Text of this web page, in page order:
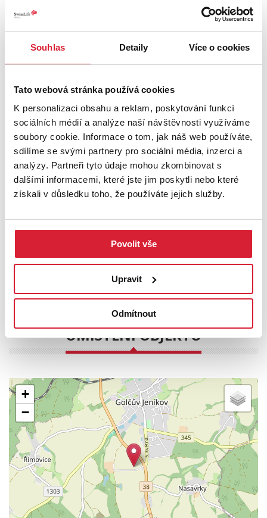
Souhlas Detaily Více o cookies
Tato webová stránka používá cookies
K personalizaci obsahu a reklam, poskytování funkcí
sociálních médií a analýze naší návštěvnosti využíváme
soubory cookie. Informace o tom, jak náš web používáte,
sdílíme se svými partnery pro sociální média, inzerci a
analýzy. Partneři tyto údaje mohou zkombinovat s
dalšími informacemi, které jste jim poskytli nebo které
získali v důsledku toho, že používáte jejich služby.
Povolit vše
Upravit
Odmítnout
Adresa: Desná – Ve Sladké Díře
Obytná plocha: cca 101 m²
Voda: vlastní studna
Odpad: jímka
Vytápění: kachlová kamna, krbová kamna, elektrokotel,
podlahové topení s možností zapnutí na dálku
Příjezd: lesní cesta
Cena: 8 901 000 Kč včetně provize a právního servisu navíc dvě
dochází vzdálenosti.
Pokud hledáte chalupu v Jizerských horách, kde uslyšíte jen
šumění potoka, zpěv ptáků a ticho lesa, ráda Vás provedu
PODROBNOSTI
UMÍSTĚNÍ OBJEKTU
+
−